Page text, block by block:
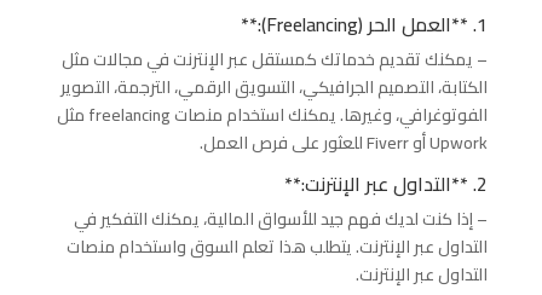
1. **العمل الحر (Freelancing):**
– يمكنك تقديم خدماتك كمستقل عبر الإنترنت في مجالات مثل
الكتابة، التصميم الجرافيكي، التسويق الرقمي، الترجمة، التصوير
الفوتوغرافي، وغيرها. يمكنك استخدام منصات freelancing مثل
Upwork أو Fiverr للعثور على فرص العمل.
2. **التداول عبر الإنترنت:**
– إذا كنت لديك فهم جيد للأسواق المالية، يمكنك التفكير في
التداول عبر الإنترنت. يتطلب هذا تعلم السوق واستخدام منصات
التداول عبر الإنترنت.